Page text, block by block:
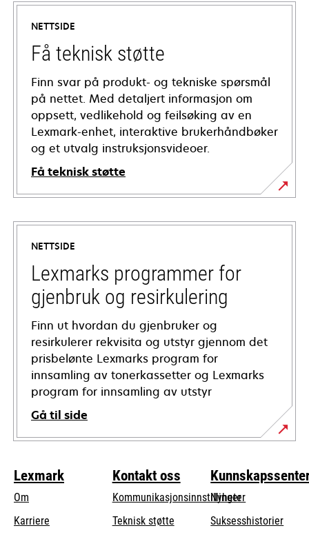
NETTSIDE
Få teknisk støtte
Finn svar på produkt- og tekniske spørsmål
på nettet. Med detaljert informasjon om
oppsett, vedlikehold og feilsøking av en
Lexmark-enhet, interaktive brukerhåndbøker
og et utvalg instruksjonsvideoer.
Få teknisk støtte
opens
in
new
tab
NETTSIDE
Lexmarks programmer for
gjenbruk og resirkulering
Finn ut hvordan du gjenbruker og
resirkulerer rekvisita og utstyr gjennom det
prisbelønte Lexmarks program for
innsamling av tonerkassetter og Lexmarks
program for innsamling av utstyr
Gå til side
Lexmark
Om
Karriere
Kontakt oss
Kommunikasjonsinnstillinger
Teknisk støtteopens
Nyheter
Suksesshistorier